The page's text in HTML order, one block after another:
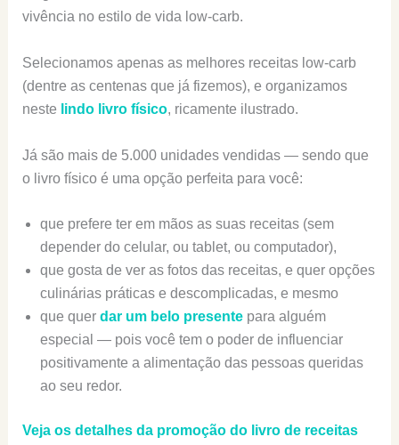
vivência no estilo de vida low-carb.
Selecionamos apenas as melhores receitas low-carb
(dentre as centenas que já fizemos), e organizamos
neste lindo livro físico, ricamente ilustrado.
Já são mais de 5.000 unidades vendidas — sendo que
o livro físico é uma opção perfeita para você:
que prefere ter em mãos as suas receitas (sem
depender do celular, ou tablet, ou computador),
que gosta de ver as fotos das receitas, e quer opções
culinárias práticas e descomplicadas, e mesmo
que quer dar um belo presentepara alguém
especial — pois você tem o poder de influenciar
positivamente a alimentação das pessoas queridas
ao seu redor.
Veja os detalhes da promoção do livro de receitas